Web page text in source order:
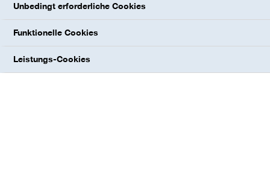
Unbedingt erforderliche Cookies
Funktionelle Cookies
Leistungs-Cookies